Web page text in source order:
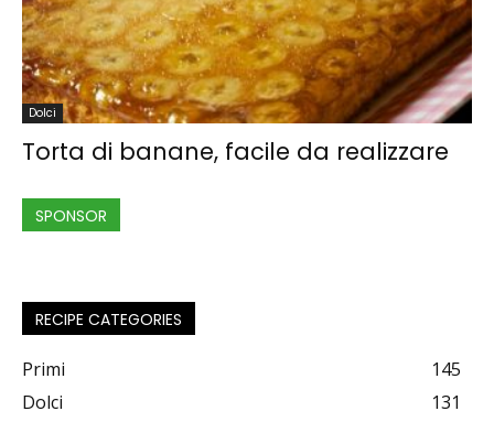
Dolci
Torta di banane, facile da realizzare
SPONSOR
RECIPE CATEGORIES
Primi
145
Dolci
131